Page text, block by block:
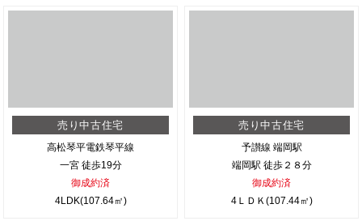
売り中古住宅
高松琴平電鉄琴平線
一宮 徒歩19分
御成約済
4LDK(107.64㎡)
売り中古住宅
予讃線 端岡駅
端岡駅 徒歩２８分
御成約済
4ＬＤＫ(107.44㎡)